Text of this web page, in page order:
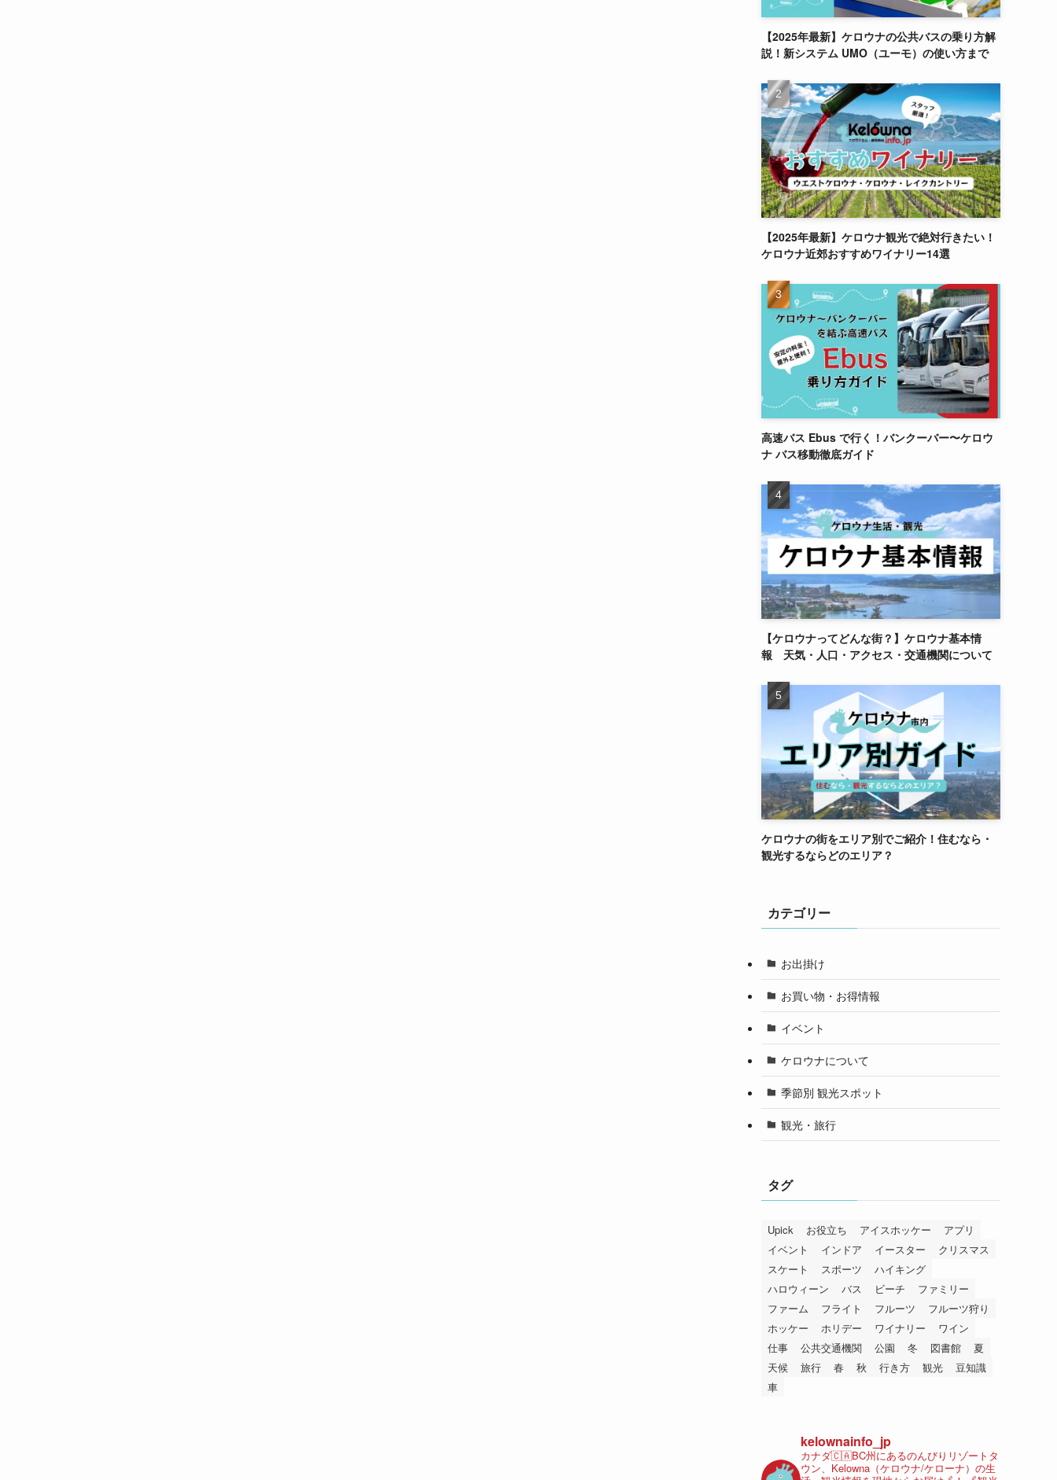
【2025年最新】ケロウナの公共バスの乗り方解
説！新システム UMO（ユーモ）の使い方まで
【2025年最新】ケロウナ観光で絶対行きたい！
ケロウナ近郊おすすめワイナリー14選
高速バス Ebus で行く！バンクーバー〜ケロウ
ナ バス移動徹底ガイド
【ケロウナってどんな街？】ケロウナ基本情
報 天気・人口・アクセス・交通機関について
ケロウナの街をエリア別でご紹介！住むなら・
観光するならどのエリア？
カテゴリー
お出掛け
お買い物・お得情報
イベント
ケロウナについて
季節別 観光スポット
観光・旅行
タグ
Upick お役立ち アイスホッケー
アプリ
イベント
インドア イースター
クリスマス
スケート
スポーツ
ハイキング
ハロウィーン
バス ビーチ
ファミリー
ファーム
フライト フルーツ
フルーツ狩り
ホッケー
ホリデー ワイナリー
ワイン
仕事
公共交通機関 公園 冬 図書館
夏
天候
旅行 春 秋 行き方 観光
豆知識
車
kelownainfo_jp
カナダ🇨🇦BC州にあるのんびりリゾートタ
ウン、Kelowna（ケロウナ/ケローナ）の生